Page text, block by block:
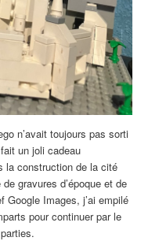
n’avait toujours pas sorti
un joli cadeau
la construction de la cité
gravures d’époque et de
Google Images, j’ai empilé
pour continuer par le